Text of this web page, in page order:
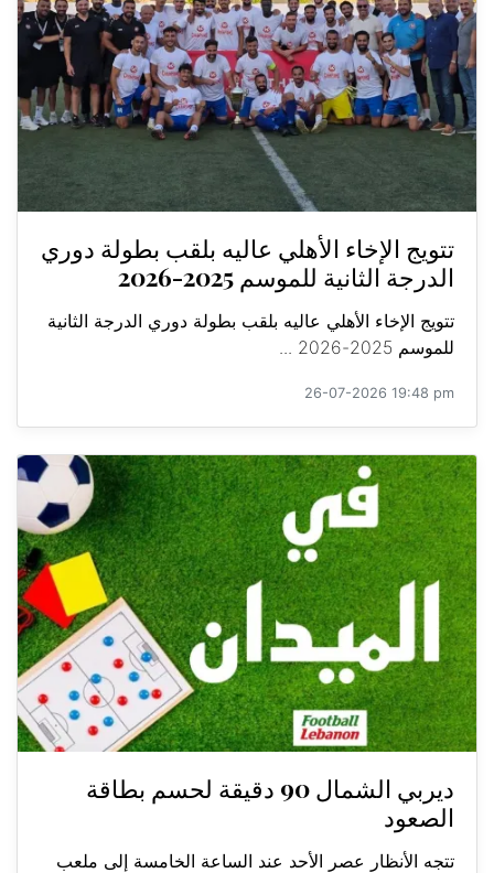
تتويج الإخاء الأهلي عاليه بلقب بطولة دوري
الدرجة الثانية للموسم 2025-2026
تتويج الإخاء الأهلي عاليه بلقب بطولة دوري الدرجة الثانية
للموسم 2025-2026 ...
26-07-2026 19:48 pm
ديربي الشمال 90 دقيقة لحسم بطاقة
الصعود
تتجه الأنظار عصر الأحد عند الساعة الخامسة إلى ملعب